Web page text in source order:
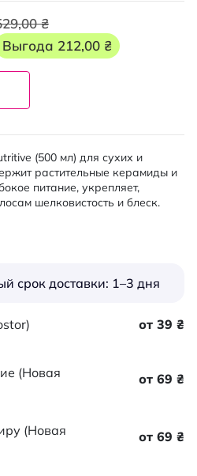
₴
Выгода 212,00 ₴
(500 мл) для сухих и
растительные керамиды и
питание, укрепляет,
шелковистость и блеск.
срок доставки: 1–3 дня
от 39 ₴
(Новая
от 69 ₴
(Новая
от 69 ₴